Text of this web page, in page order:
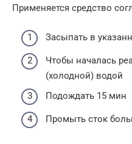
Применяется средство
Засыпать в
Чтобы началась
(холодной) водой
Подождать 15 мин
Промыть сток